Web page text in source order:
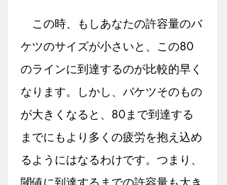
この時、もしあなたの許容量のバ
ケツのサイズが小さいと、この80
のラインに到達するのが比較的早く
なります。しかし、バケツそのもの
が大きくなると、80まで到達する
までにもより多くの疲労を抱え込め
るようにはなるわけです。つまり、